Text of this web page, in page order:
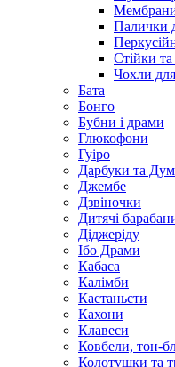
Мембрани
Палички
Стійки та
Чохли для
Бата
Бонго
Бубни і драми
Глюкофони
Гуіро
Дарбуки та
Джембе
Дзвіночки
Дитячі
Діджеріду
Ібо Драми
Кабаса
Калімби
Кастаньєти
Кахони
Клавеси
Ковбели, тон-
Колотушки та